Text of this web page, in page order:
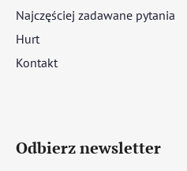
Najczęściej zadawane pytania
Hurt
Kontakt
Odbierz newsletter